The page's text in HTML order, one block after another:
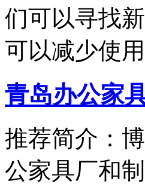
们可以寻找
可以减少使
青岛办公家
推荐简介：
公家具厂和